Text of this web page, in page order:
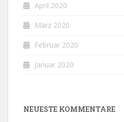
April 2020
März 2020
Februar 2020
Januar 2020
NEUESTE KOMMENTARE